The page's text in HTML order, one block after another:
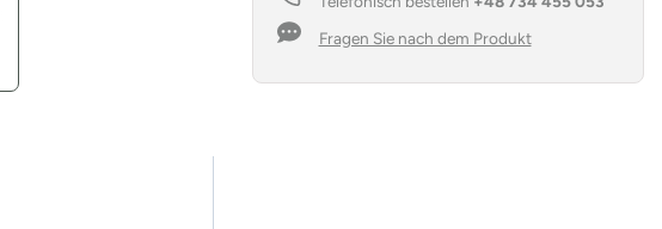
CHARGE
MengeFragen Sie nach dem Produkt